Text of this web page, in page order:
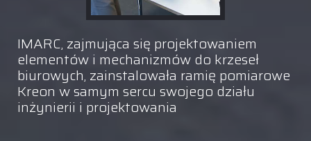
IMARC, zajmująca się projektowaniem
elementów i mechanizmów do krzeseł
biurowych, zainstalowała ramię pomiarowe
Kreon w samym sercu swojego działu
inżynierii i projektowania